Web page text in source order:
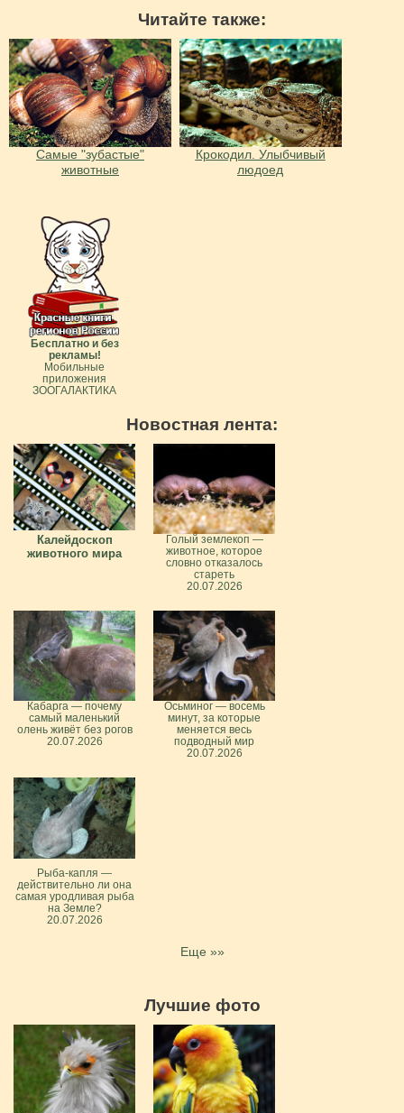
Читайте также:
Самые "зубастые"
животные
Крокодил. Улыбчивый
людоед
Бесплатно и без
рекламы!
Мобильные
приложения
ЗООГАЛАКТИКА
Новостная лента:
Калейдоскоп
животного мира
Голый землекоп —
животное, которое
словно отказалось
стареть
20.07.2026
Кабарга — почему
самый маленький
олень живёт без рогов
20.07.2026
Осьминог — восемь
минут, за которые
меняется весь
подводный мир
20.07.2026
Рыба-капля —
действительно ли она
самая уродливая рыба
на Земле?
20.07.2026
Еще »»
Лучшие фото